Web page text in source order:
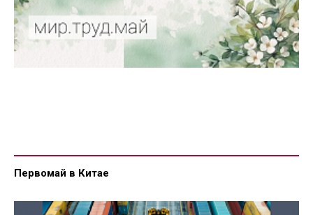
Первомай в Китае